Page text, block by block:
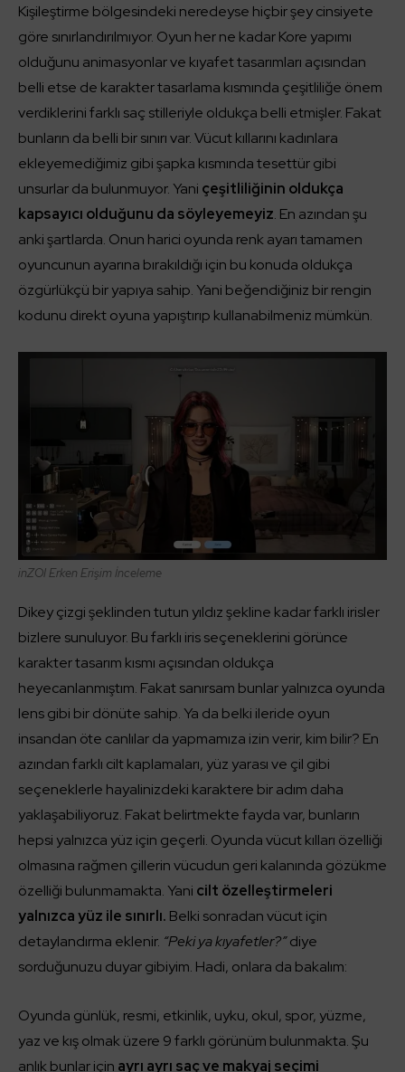
Kişileştirme bölgesindeki neredeyse hiçbir şey cinsiyete
göre sınırlandırılmıyor. Oyun her ne kadar Kore yapımı
olduğunu animasyonlar ve kıyafet tasarımları açısından
belli etse de karakter tasarlama kısmında çeşitliliğe önem
verdiklerini farklı saç stilleriyle oldukça belli etmişler. Fakat
bunların da belli bir sınırı var. Vücut kıllarını kadınlara
ekleyemediğimiz gibi şapka kısmındatesettür gibi
unsurlar da bulunmuyor. Yani çeşitliliğinin oldukça
kapsayıcı olduğunu da söyleyemeyiz. En azından şu
anki şartlarda. Onun harici oyunda renk ayarı tamamen
oyuncunun ayarına bırakıldığı için bu konuda oldukça
özgürlükçü bir yapıya sahip. Yani beğendiğiniz bir rengin
kodunu direkt oyuna yapıştırıp kullanabilmeniz mümkün.
inZOIErken Erişim İnceleme
Dikey çizgi şeklinden tutun yıldız şekline kadar farklı irisler
bizlere sunuluyor. Bu farklı iris seçeneklerini görünce
karakter tasarım kısmı açısından oldukça
heyecanlanmıştım. Fakat sanırsam bunlar yalnızca oyunda
lens gibi bir dönüte sahip. Ya da belki ileride oyun
insandan öte canlılar da yapmamıza izin verir, kim bilir? En
azından farklı cilt kaplamaları, yüz yarası ve çil gibi
seçeneklerle hayalinizdeki karaktere bir adım daha
yaklaşabiliyoruz. Fakat belirtmekte fayda var, bunların
hepsi yalnızca yüz için geçerli. Oyunda vücut kılları özelliği
olmasına rağmen çillerin vücudun geri kalanında gözükme
özelliği bulunmamakta. Yani cilt özelleştirmeleri
yalnızca yüz ile sınırlı. Belki sonradan vücut için
detaylandırma eklenir. “Peki ya kıyafetler?”diye
sorduğunuzu duyar gibiyim. Hadi, onlara da bakalım:
Oyunda günlük, resmi, etkinlik, uyku, okul, spor, yüzme,
yaz ve kış olmak üzere 9 farklı görünüm bulunmakta. Şu
anlık bunlar için ayrı ayrı saç ve makyaj seçimi